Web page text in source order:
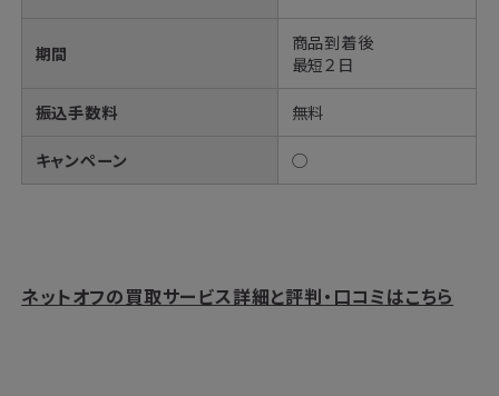
期間
商品到着後
最短２日
振込手数料 無料
キャンペーン ◯
ネットオフの買取サービス詳細と評判・口コミはこちら